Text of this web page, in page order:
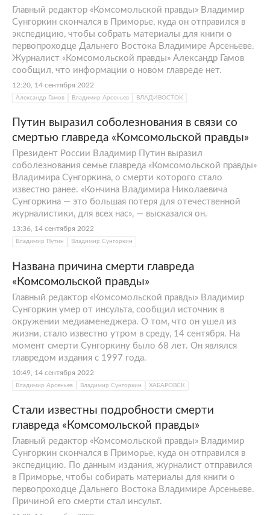
Главный редактор «Комсомольской правды» Владимир
Сунгоркин скончался в Приморье, куда он отправился в
экспедицию, чтобы собрать материалы для книги о
первопроходце Дальнего Востока Владимире Арсеньеве.
Журналист «Комсомольской правды» Александр Гамов
сообщил, что информации о новом главреде нет.
12:20, 14 сентября 2022
Александр Гамов Владимир Арсеньев ВЛАДИВОСТОК
Путин выразил соболезнования в связи со
смертью главреда «Комсомольской правды»
Президент России Владимир Путин выразил
соболезнования семье главреда «Комсомольской правды»
Владимира Сунгоркина, о смерти которого стало
известно ранее. «Кончина Владимира Николаевича
Сунгоркина — это большая потеря для отечественной
журналистики, для всех нас», — высказался он.
13:36, 14 сентября 2022
Владимир Путин Владимир Сунгоркин
Названа причина смерти главреда
«Комсомольской правды»
Главный редактор «Комсомольской правды» Владимир
Сунгоркин умер от инсульта, сообщил источник в
окружении медиаменеджера. О том, что он ушел из
жизни, стало известно утром в среду, 14 сентября. На
момент смерти Сунгоркину было 68 лет. Он являлся
главредом издания с 1997 года.
10:49, 14 сентября 2022
Владимир Арсеньев Владимир Сунгоркин ХАБАРОВСК
Стали известны подробности смерти
главреда «Комсомольской правды»
Главный редактор «Комсомольской правды» Владимир
Сунгоркин скончался в Приморье, куда он отправился в
экспедицию. По данным издания, журналист отправился
в Приморье, чтобы собирать материалы для книги о
первопроходце Дальнего Востока Владимире Арсеньеве.
Причиной его смерти стал инсульт.